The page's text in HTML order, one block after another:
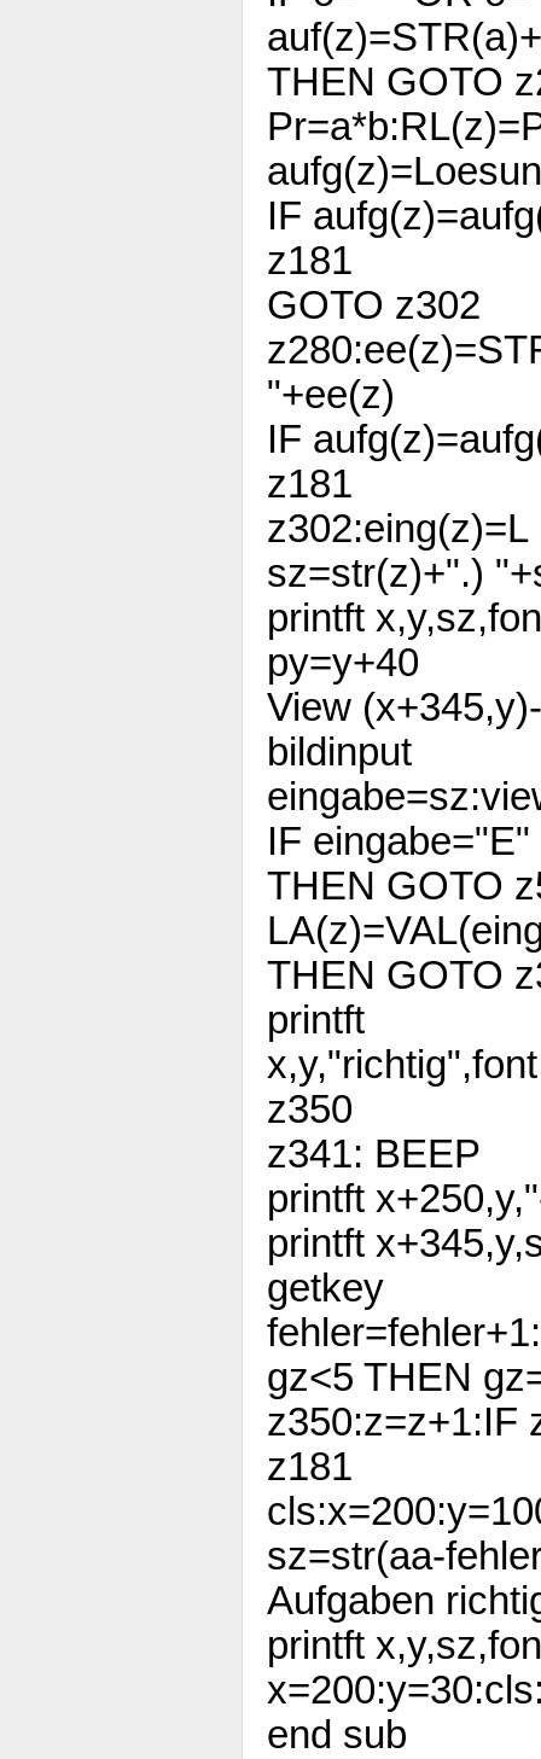
THEN GOTO
IF
z181
GOTO z302
"+ee(z)
IF
z181
z302:eing(z)=L
sz=str(z)+".)
printft
py=y+40
View
bildinput
IF
THEN GOTO
THEN GOTO
printft
z350
z341: BEEP
printft
printft
getkey
gz<5 THEN
z350:z=z+1:IF
z181
sz=str(aa-
Aufgaben
printft
end sub